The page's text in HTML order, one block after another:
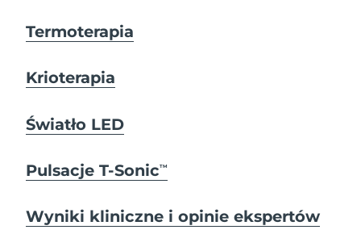
Termoterapia
Krioterapia
Światło LED
Pulsacje T-SonicTM
Wyniki kliniczne i opinie ekspertów